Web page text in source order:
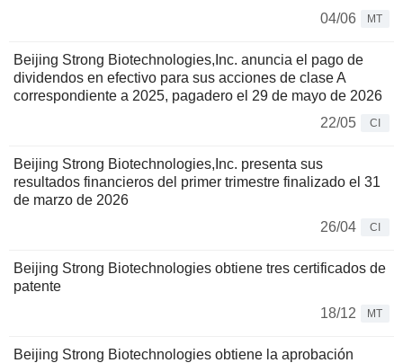
04/06
MT
Beijing Strong Biotechnologies,Inc. anuncia el pago de
dividendos en efectivo para sus acciones de clase A
correspondiente a 2025, pagadero el 29 de mayo de 2026
22/05
CI
Beijing Strong Biotechnologies,Inc. presenta sus
resultados financieros del primer trimestre finalizado el 31
de marzo de 2026
26/04
CI
Beijing Strong Biotechnologies obtiene tres certificados de
patente
18/12
MT
Beijing Strong Biotechnologies obtiene la aprobación